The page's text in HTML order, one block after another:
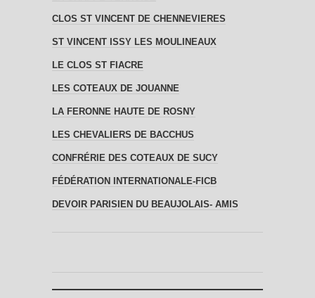
CLOS ST VINCENT DE CHENNEVIERES
ST VINCENT ISSY LES MOULINEAUX
LE CLOS ST FIACRE
LES COTEAUX DE JOUANNE
LA FERONNE HAUTE DE ROSNY
LES CHEVALIERS DE BACCHUS
CONFRÉRIE DES COTEAUX DE SUCY
FÉDÉRATION INTERNATIONALE-FICB
DEVOIR PARISIEN DU BEAUJOLAIS- AMIS